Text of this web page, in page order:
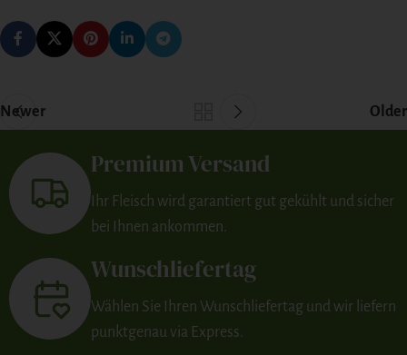
Newer Older
Premium Versand
Ihr Fleisch wird garantiert gut gekühlt und sicher
bei Ihnen ankommen.
Wunschliefertag
Wählen Sie Ihren Wunschliefertag und wir liefern
punktgenau via Express.